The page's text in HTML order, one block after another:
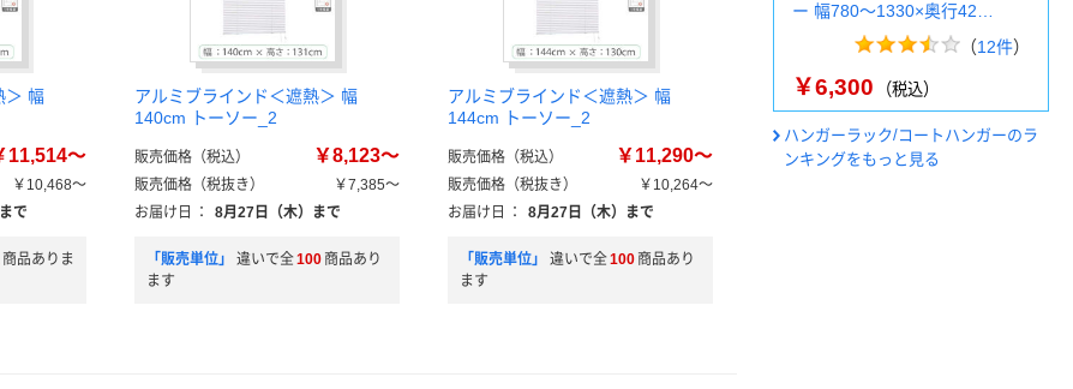
＞ 幅
11,514～
￥10,468～
で
商品ありま
アルミブラインド＜遮熱＞ 幅
140cm トーソー_2
販売価格（税込） ￥8,123～
販売価格（税抜き）
￥7,385～
お届け日
： 8月27日（木）まで
「販売単位」 違いで全100 商品あり
ます
アルミブラインド＜遮熱＞ 幅
144cm トーソー_2
販売価格（税込） ￥11,290～
販売価格（税抜き）
￥10,264～
お届け日
： 8月27日（木）まで
「販売単位」 違いで全100 商品あり
ます
ー 幅780～1330×奥行42…
（12件）
￥6,300 （税込）
ハンガーラック/コートハンガーのラ
ンキングをもっと見る